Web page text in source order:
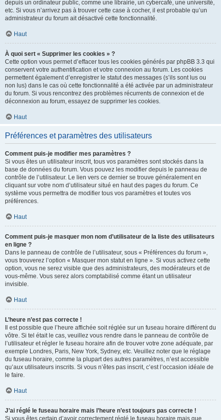
depuis un ordinateur public, comme une librairie, un cybercafé, une université,
etc. Si vous n’arrivez pas à trouver cette case à cocher, il est probable qu’un
administrateur du forum ait désactivé cette fonctionnalité.
Haut
À quoi sert « Supprimer les cookies » ?
Cette option vous permet d’effacer tous les cookies générés par phpBB 3.3 qui
conservent votre authentification et votre connexion au forum. Les cookies
permettent également d’enregistrer le statut des messages (s’ils sont lus ou
non lus) dans le cas où cette fonctionnalité a été activée par un administrateur
du forum. Si vous rencontrez des problèmes récurrents de connexion et de
déconnexion au forum, essayez de supprimer les cookies.
Haut
Préférences et paramètres des utilisateurs
Comment puis-je modifier mes paramètres ?
Si vous êtes un utilisateur inscrit, tous vos paramètres sont stockés dans la
base de données du forum. Vous pouvez les modifier depuis le panneau de
contrôle de l’utilisateur. Le lien vers ce dernier se trouve généralement en
cliquant sur votre nom d’utilisateur situé en haut des pages du forum. Ce
système vous permettra de modifier tous vos paramètres et toutes vos
préférences.
Haut
Comment puis-je masquer mon nom d’utilisateur de la liste des utilisateurs
en ligne ?
Dans le panneau de contrôle de l’utilisateur, sous « Préférences du forum »,
vous trouverez l’option « Masquer mon statut en ligne ». Si vous activez cette
option, vous ne serez visible que des administrateurs, des modérateurs et de
vous-même. Vous serez alors comptabilisé comme étant un utilisateur
invisible.
Haut
L’heure n’est pas correcte !
Il est possible que l’heure affichée soit réglée sur un fuseau horaire différent du
vôtre. Si tel était le cas, veuillez vous rendre dans le panneau de contrôle de
l’utilisateur et régler le fuseau horaire afin de trouver votre zone adéquate, par
exemple Londres, Paris, New York, Sydney, etc. Veuillez noter que le réglage
du fuseau horaire, comme la plupart des autres paramètres, n’est accessible
qu’aux utilisateurs inscrits. Si vous n’êtes pas inscrit, c’est l’occasion idéale de
le faire.
Haut
J’ai réglé le fuseau horaire mais l’heure n’est toujours pas correcte !
Si vous êtes certain d’avoir correctement réglé le fuseau horaire mais que